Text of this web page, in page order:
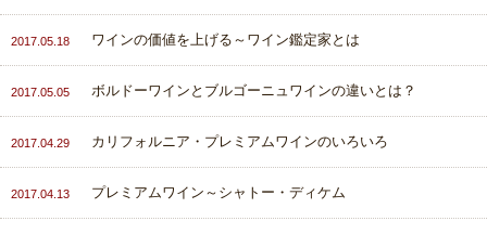
2017.05.18 ワインの価値を上げる～ワイン鑑定家とは
2017.05.05 ボルドーワインとブルゴーニュワインの違いとは？
2017.04.29 カリフォルニア・プレミアムワインのいろいろ
2017.04.13 プレミアムワイン～シャトー・ディケム